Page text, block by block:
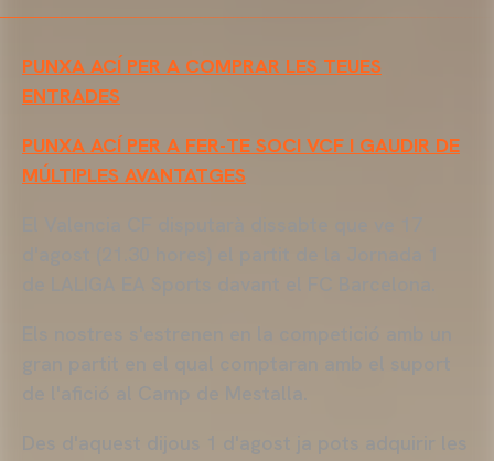
PUNXA ACÍ PER A COMPRAR LES TEUES
ENTRADES
PUNXA ACÍ PER A FER-TE SOCI VCF I GAUDIR DE
MÚLTIPLES AVANTATGES